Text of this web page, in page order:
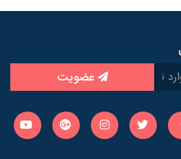
عضویت